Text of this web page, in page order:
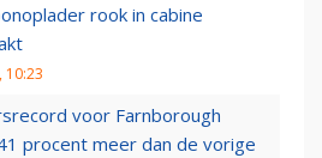
rook in cabine
10:23
voor Farnborough
procent meer dan de vorige